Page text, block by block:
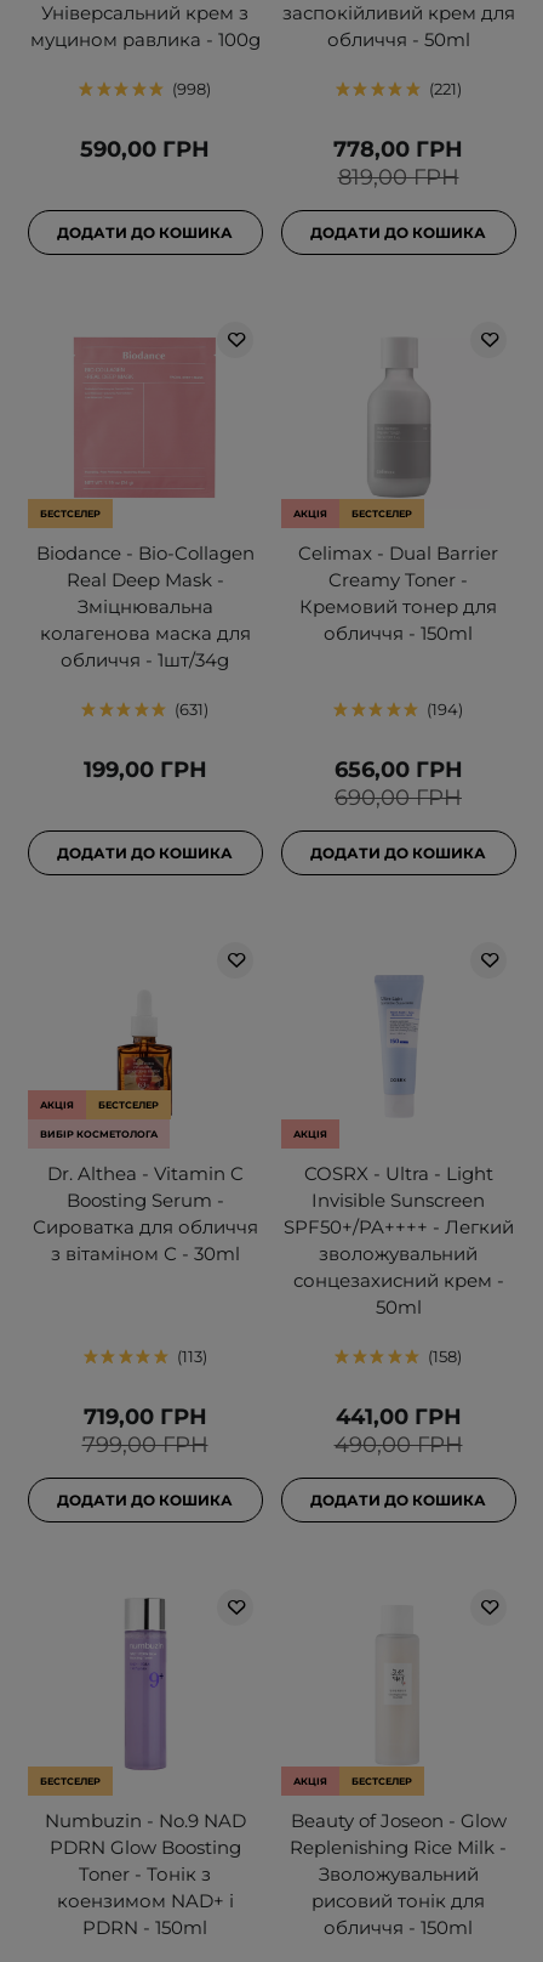
Універсальний крем з
муцином равлика - 100g
998
590,00 ГРН
ДОДАТИ ДО КОШИКА
заспокійливий крем для
обличчя - 50ml
221
819,00 ГРН
778,00 ГРН
ДОДАТИ ДО КОШИКА
БЕСТСЕЛЕР
Biodance - Bio-Collagen
Real Deep Mask -
Зміцнювальна
колагенова маска для
обличчя - 1шт/34g
631
199,00 ГРН
ДОДАТИ ДО КОШИКА
АКЦІЯ БЕСТСЕЛЕР
Celimax - Dual Barrier
Creamy Toner -
Кремовий тонер для
обличчя - 150ml
194
690,00 ГРН
656,00 ГРН
ДОДАТИ ДО КОШИКА
АКЦІЯ БЕСТСЕЛЕР
ВИБІР КОСМЕТОЛОГА
Dr. Althea - Vitamin C
Boosting Serum -
Сироватка для обличчя
з вітаміном С - 30ml
113
799,00 ГРН
719,00 ГРН
ДОДАТИ ДО КОШИКА
АКЦІЯ
COSRX - Ultra - Light
Invisible Sunscreen
SPF50+/PA++++ - Легкий
зволожувальний
сонцезахисний крем -
50ml
158
490,00 ГРН
441,00 ГРН
ДОДАТИ ДО КОШИКА
БЕСТСЕЛЕР
Numbuzin - No.9 NAD
PDRN Glow Boosting
Toner - Тонік з
коензимом NAD+ і
PDRN - 150ml
АКЦІЯ БЕСТСЕЛЕР
Beauty of Joseon - Glow
Replenishing Rice Milk -
Зволожувальний
рисовий тонік для
обличчя - 150ml